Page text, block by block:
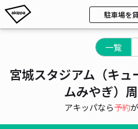
駐車場を
一覧
宮城スタジアム（キュ
ムみやぎ）
アキッパなら予約